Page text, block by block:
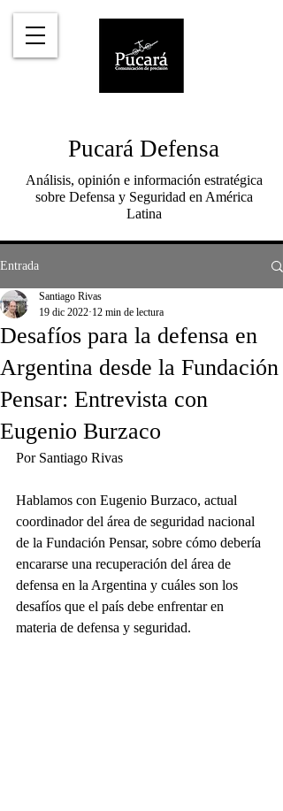
Pucará Defensa
Análisis, opinión e información estratégica
sobre Defensa y Seguridad en América
Latina
Entrada
Desafíos para la defensa en
Argentina desde la Fundación
Pensar: Entrevista con
Eugenio Burzaco
Santiago Rivas
19 dic 2022 12 min de lectura
Por Santiago Rivas
Hablamos con Eugenio Burzaco, actual
coordinador del área de seguridad nacional
de la Fundación Pensar, sobre cómo debería
encararse una recuperación del área de
defensa en la Argentina y cuáles son los
desafíos que el país debe enfrentar en
materia de defensa y seguridad.